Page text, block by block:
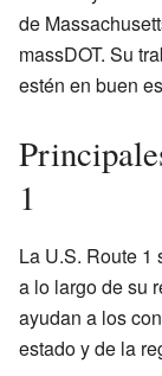
de
massDOT. Su
estén en buen
1
La U.S. Route 1
a lo largo de su
ayudan a los
estado y de la